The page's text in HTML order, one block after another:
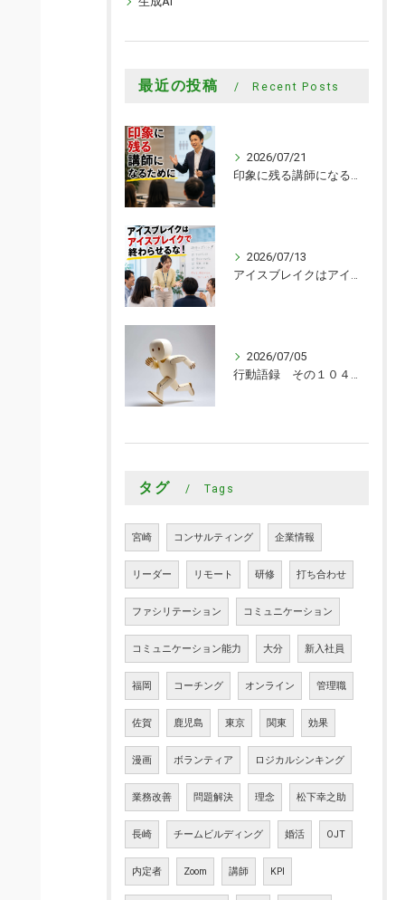
最近の投稿 Recent Posts
2026/07/21
印象に残る講師になるために
2026/07/13
アイスブレイクはアイスブレイクで終わらせるな！
2026/07/05
行動語録 その１０４０ 行動あるのみ！
タグ Tags
宮崎 コンサルティング 企業情報
リーダー リモート 研修 打ち合わせ
ファシリテーション コミュニケーション
コミュニケーション能力 大分 新入社員
福岡 コーチング オンライン 管理職
佐賀 鹿児島 東京 関東 効果
漫画 ボランティア ロジカルシンキング
業務改善 問題解決 理念 松下幸之助
長崎 チームビルディング 婚活 OJT
内定者 Zoom 講師 KPI